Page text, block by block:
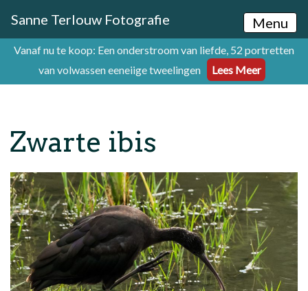
Sanne Terlouw Fotografie Menu
Vanaf nu te koop: Een onderstroom van liefde, 52 portretten
van volwassen eeneiige tweelingen
Lees Meer
Zwarte ibis